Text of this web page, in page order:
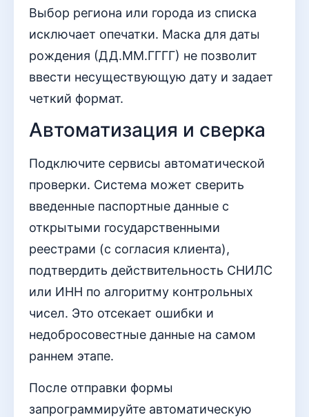
Выбор региона или города из списка
исключает опечатки. Маска для даты
рождения (ДД.ММ.ГГГГ) не позволит
ввести несуществующую дату и задает
четкий формат.
Автоматизация и сверка
Подключите сервисы автоматической
проверки. Система может сверить
введенные паспортные данные с
открытыми государственными
реестрами (с согласия клиента),
подтвердить действительность СНИЛС
или ИНН по алгоритму контрольных
чисел. Это отсекает ошибки и
недобросовестные данные на самом
раннем этапе.
После отправки формы
запрограммируйте автоматическую